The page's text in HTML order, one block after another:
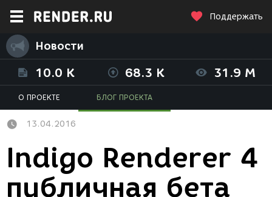
Поддержать
Новости
10.0 K 68.3 K 31.9 M
О ПРОЕКТЕ БЛОГ ПРОЕКТА
13.04.2016
Indigo Renderer 4
публичная бета